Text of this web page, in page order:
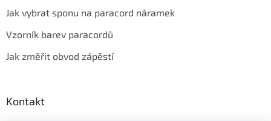
Jak vybrat sponu na paracord náramek
Vzorník barev paracordů
Jak změřit obvod zápěstí
Kontakt